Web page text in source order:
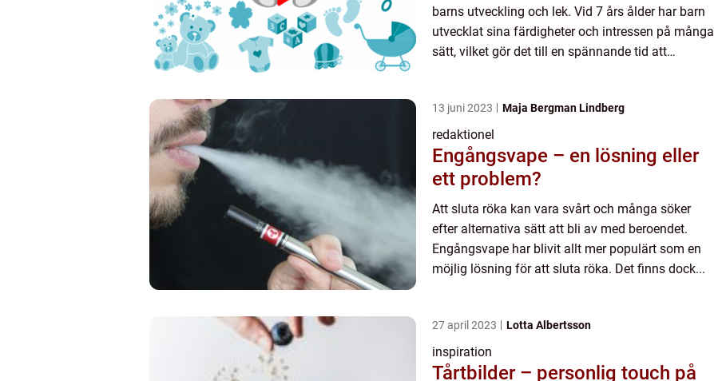
barns utveckling och lek. Vid 7 års ålder har barn
utvecklat sina färdigheter och intressen på många
sätt, vilket gör det till en spännande tid att
13 juni 2023 Maja Bergman Lindberg
redaktionel
Engångsvape – en lösning eller
ett problem?
Att sluta röka kan vara svårt och många söker
efter alternativa sätt att bli av med beroendet.
Engångsvape har blivit allt mer populärt som en
möjlig lösning för att sluta röka. Det finns dock...
27 april 2023 Lotta Albertsson
inspiration
Tårtbilder – personlig touch på